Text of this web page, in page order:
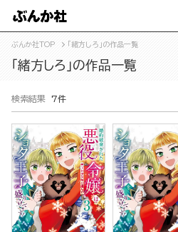
ぶんか社TOP 「緒方しろ」の作品一覧
「緒方しろ」の作品一覧
検索結果 7件